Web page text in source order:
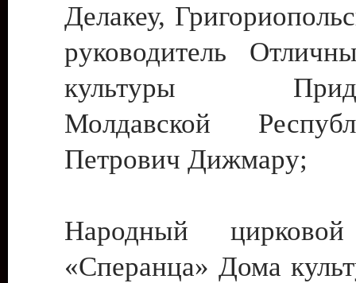
Делакеу,
руководитель
культуры
Молдавской
Петрович Дижмару;
Народный цирковой
«Сперанца» Дома